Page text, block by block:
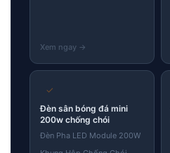
✓
Đèn sân bóng đá mini
200w chống chói
Đèn Pha LED Module 200W